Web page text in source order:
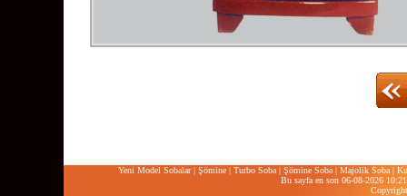
Yeni Model Sobalar| Şömine| Turbo Soba| Şömine Soba| Majolik Soba|
Bu sayfa en son 06-08-2026